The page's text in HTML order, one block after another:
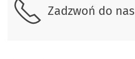
Zadzwoń do nas